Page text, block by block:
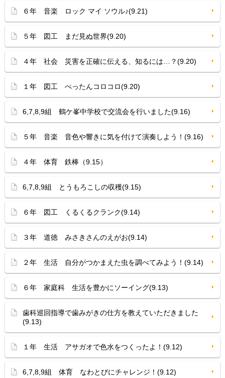
６年 音楽 ロック マイ ソウル♪(9.21)
５年 図工 まだ見ぬ世界(9.20)
４年 社会 災害を正確に伝える、知るには…？(9.20)
１年 図工 ぺったんコロコロ(9.20)
6,7,8,9組 鶴ケ峯中学校で交流会を行いました(9.16)
５年 音楽 音色や響きに気を付けて演奏しよう！(9.16)
４年 体育 鉄棒（9.15）
6,7,8,9組 とうもろこしの収穫(9.15)
６年 図工 くるくるクランク(9.14)
３年 道徳 みさきさんのえがお(9.14)
２年 生活 自分がつかまえた虫を調べてみよう！(9.14)
６年 家庭科 生活を豊かにソーイング(9.13)
歯科巡回指導で歯みがきの仕方を教えていただきました
(9.13)
１年 生活 アサガオで色水をつくったよ！(9.12)
6,7,8,9組 体育 なわとびにチャレンジ！(9.12)